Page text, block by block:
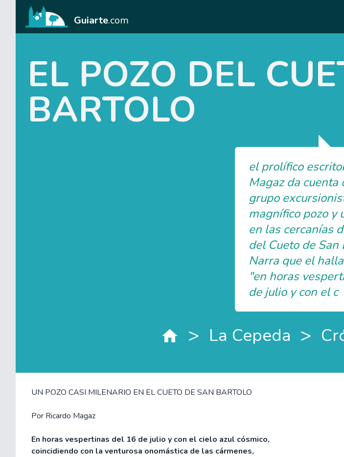
Guiarte.com
EL POZO DEL
BARTOLO
el prolífico
Magaz da cuenta
grupo
magnífico pozo y
en las cercanías
del Cueto de
Narra que el
"en horas
de julio y con el c
> La Cepeda >
UN POZO CASI MILENARIO EN EL CUETO DE SAN BARTOLO
Por Ricardo Magaz
En horas vespertinas del 16 de julio y con el cielo azul cósmico,
coincidiendo con la venturosa onomástica de las cármenes,